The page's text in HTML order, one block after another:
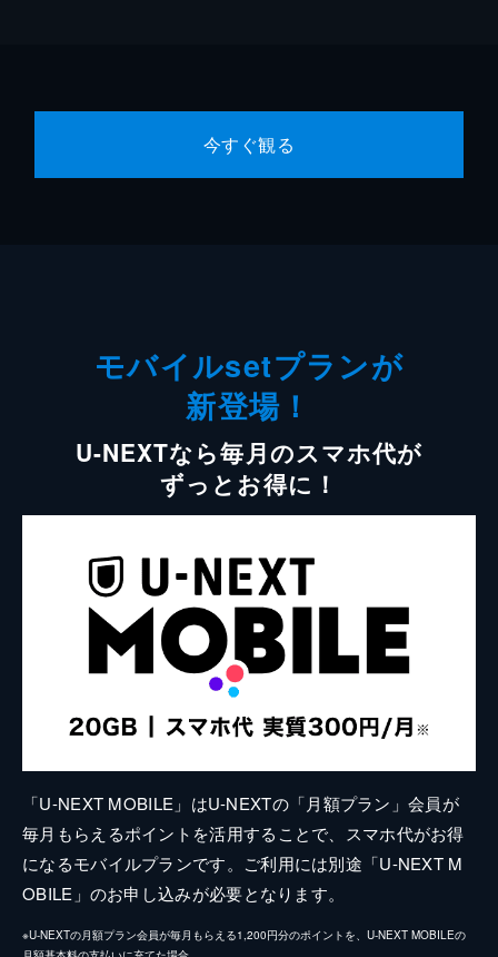
今すぐ観る
モバイルsetプランが
新登場！
U-NEXTなら毎月のスマホ代が
ずっとお得に！
「U-NEXT MOBILE」はU-NEXTの「月額プラン」会員が
毎月もらえるポイントを活用することで、スマホ代がお得
になるモバイルプランです。ご利用には別途「U-NEXT M
OBILE」のお申し込みが必要となります。
※U-NEXTの月額プラン会員が毎月もらえる1,200円分のポイントを、U-NEXT MOBILEの